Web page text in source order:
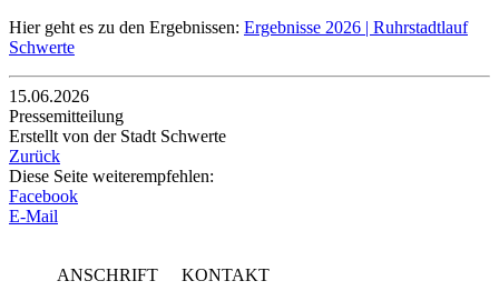
Hier geht es zu den Ergebnissen: Ergebnisse 2026 | Ruhrstadtlauf
Schwerte
15.06.2026
Pressemitteilung
Erstellt von der Stadt Schwerte
Zurück
Diese Seite weiterempfehlen:
Facebook
E-Mail
ANSCHRIFT
KONTAKT